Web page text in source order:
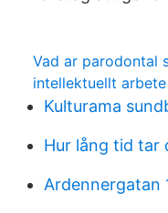
Vad ar parodontal
intellektuellt arbete
Kulturama
Hur lång tid tar
Ardennergatan